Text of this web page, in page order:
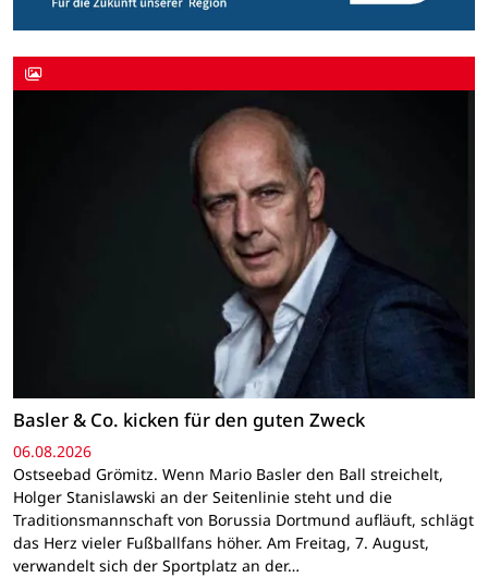
Basler & Co. kicken für den guten Zweck
06.08.2026
Ostseebad Grömitz. Wenn Mario Basler den Ball streichelt,
Holger Stanislawski an der Seitenlinie steht und die
Traditionsmannschaft von Borussia Dortmund aufläuft, schlägt
das Herz vieler Fußballfans höher. Am Freitag, 7. August,
verwandelt sich der Sportplatz an der…